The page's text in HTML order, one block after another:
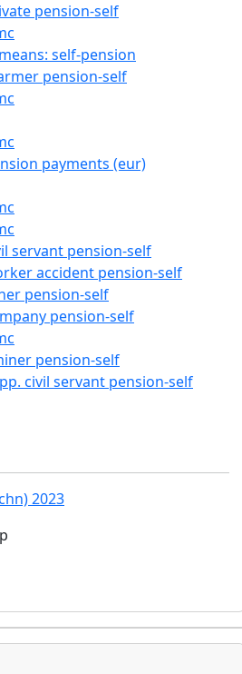
pension-self
self-pension
pension-self
payments (eur)
servant pension-self
accident pension-self
pension-self
pension-self
pension-self
civil servant pension-self
2023
p